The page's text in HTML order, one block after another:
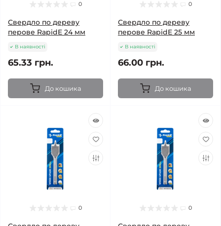
0
Свердло по дереву
перове RapidE 24 мм
В наявності
65.33 грн.
До кошика
0
Свердло по дереву
перове RapidE 25 мм
В наявності
66.00 грн.
До кошика
0 0